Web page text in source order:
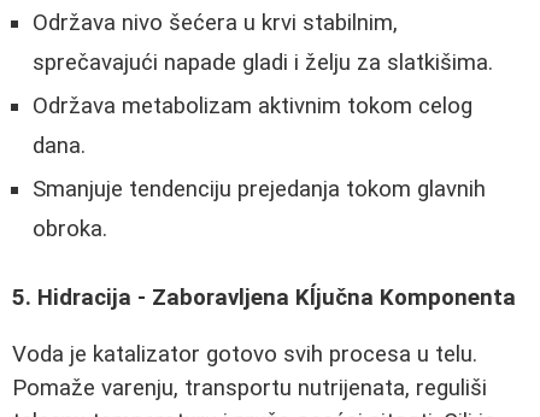
Održava nivo šećera u krvi stabilnim,
sprečavajući napade gladi i želju za slatkišima.
Održava metabolizam aktivnim tokom celog
dana.
Smanjuje tendenciju prejedanja tokom glavnih
obroka.
5. Hidracija - Zaboravljena Kĺjučna Komponenta
Voda je katalizator gotovo svih procesa u telu.
Pomaže varenju, transportu nutrijenata, reguliši